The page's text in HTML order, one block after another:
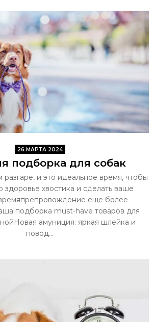
26 МАРТА 2024
подборка для собак
и это идеальное время, чтобы
здоровье хвостика и сделать ваше
еще более
подборка must-have товаров для
амуниция: яркая шлейка и
повод...